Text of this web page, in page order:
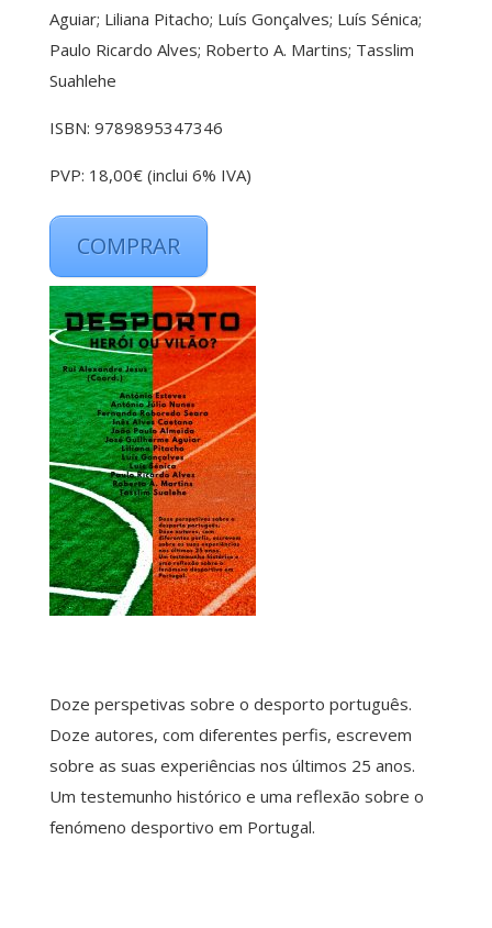
Aguiar; Liliana Pitacho; Luís Gonçalves; Luís Sénica;
Paulo Ricardo Alves; Roberto A. Martins; Tasslim
Suahlehe
ISBN: 9789895347346
PVP: 18,00€ (inclui 6% IVA)
COMPRAR
Doze perspetivas sobre o desporto português.
Doze autores, com diferentes perfis, escrevem
sobre as suas experiências nos últimos 25 anos.
Um testemunho histórico e uma reflexão sobre o
fenómeno desportivo em Portugal.